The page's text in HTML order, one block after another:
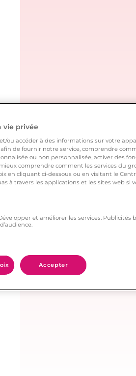
vie privée
ou accéder à des informations sur votre
de fournir notre service, comprendre
ou non personnalisée, activer des
comprendre comment les services du
en cliquant ci-dessous ou en visitant le
à travers les applications et les sites web si
et améliorer les services. Publicités
Accepter